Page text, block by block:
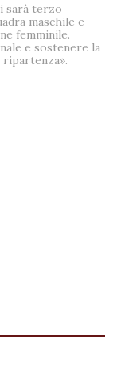
sarà terzo
maschile e
femminile.
e sostenere la